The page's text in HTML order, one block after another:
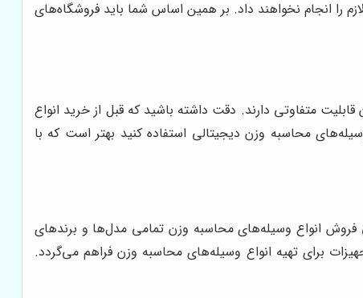
را انجام نخواهند داد. بر همین اساس شما باید فروشگاه‌های
متفاوتی دارند. دقت داشته باشید که قبل از خرید انواع
محاسبه وزن دیجیتالی استفاده کنید بهتر است که با
فروش انواع وسیله‌های محاسبه وزن تمامی مدل‌ها و برندهای
برای تهیه انواع وسیله‌های محاسبه وزن فراهم می‌گردد.